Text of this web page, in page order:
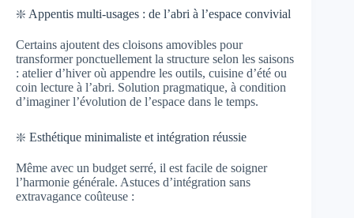
❇️ Appentis multi-usages : de l’abri à l’espace convivial
Certains ajoutent des cloisons amovibles pour
transformer ponctuellement la structure selon les saisons
: atelier d’hiver où appendre les outils, cuisine d’été ou
coin lecture à l’abri. Solution pragmatique, à condition
d’imaginer l’évolution de l’espace dans le temps.
❇️ Esthétique minimaliste et intégration réussie
Même avec un budget serré, il est facile de soigner
l’harmonie générale. Astuces d’intégration sans
extravagance coûteuse :